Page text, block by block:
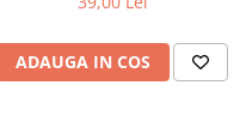
ADAUGA IN COS